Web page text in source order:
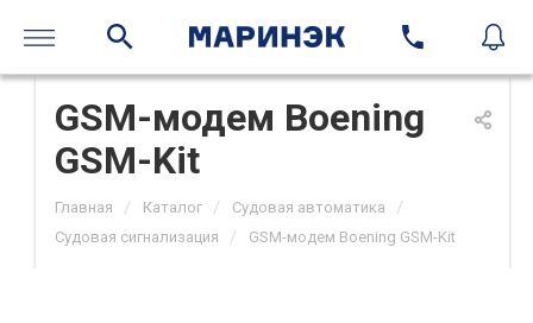
GSM-модем Boening
GSM-Kit
Главная / Каталог / Судовая автоматика /
Судовая сигнализация / GSM-модем Boening GSM-Kit